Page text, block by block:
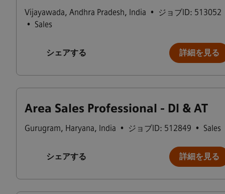
Vijayawada, Andhra Pradesh, India • ジョブID: 513052
• Sales
シェアする 詳細を見る
Area Sales Professional - DI & AT
Gurugram, Haryana, India • ジョブID: 512849 • Sales
シェアする 詳細を見る